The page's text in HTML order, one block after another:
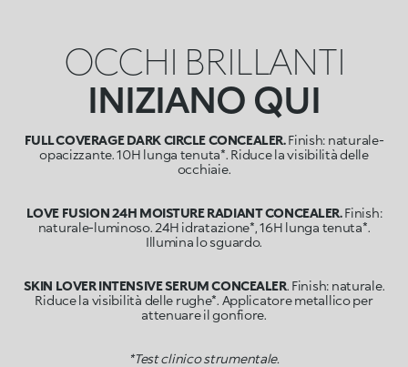
OCCHI BRILLANTI
INIZIANO QUI
FULL COVERAGE DARK CIRCLE CONCEALER.Finish: naturale-
opacizzante. 10H lunga tenuta*. Riduce la visibilità delle
occhiaie.
LOVE FUSION 24H MOISTURE RADIANT CONCEALER.Finish:
naturale-luminoso. 24H idratazione*, 16H lunga tenuta*.
Illumina lo sguardo.
SKIN LOVER INTENSIVE SERUM CONCEALER. Finish: naturale.
Riduce la visibilità delle rughe*. Applicatore metallico per
attenuare il gonfiore.
*Test clinico strumentale.